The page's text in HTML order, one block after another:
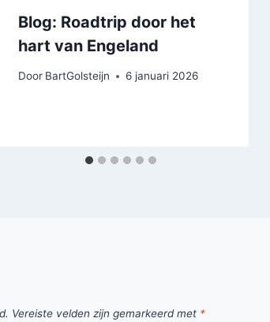
Blog: Roadtrip door het
hart van Engeland
Door BartGolsteijn 6 januari 2026
Vereiste velden zijn gemarkeerd met *